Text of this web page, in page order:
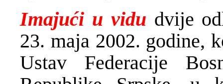
Imajući u vidu dvije
23. maja 2002. godine,
Ustav Federacije